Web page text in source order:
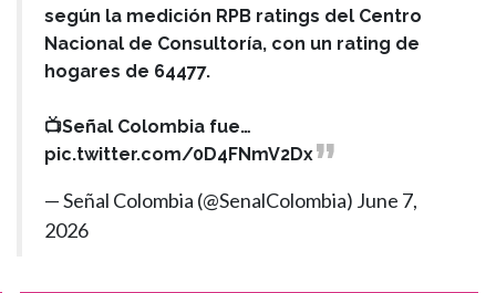
según la medición RPB ratings del Centro
Nacional de Consultoría, con un rating de
hogares de 64477.
📺Señal Colombia fue…
pic.twitter.com/0D4FNmV2Dx
— Señal Colombia (@SenalColombia) June 7,
2026